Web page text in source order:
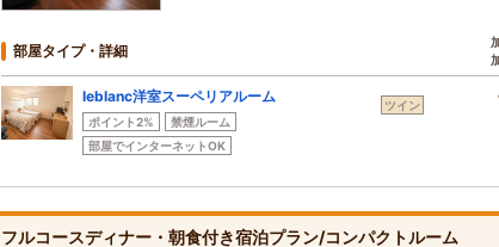
部屋タイプ・詳細
leblanc洋室スーペリアルーム
ポイント2%
禁煙ルーム
部屋でインターネットOK
ツイン
フルコースディナー・朝食付き宿泊プラン/コンパクトルーム